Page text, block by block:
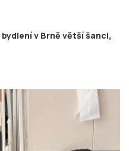
v Brně větší šanci,